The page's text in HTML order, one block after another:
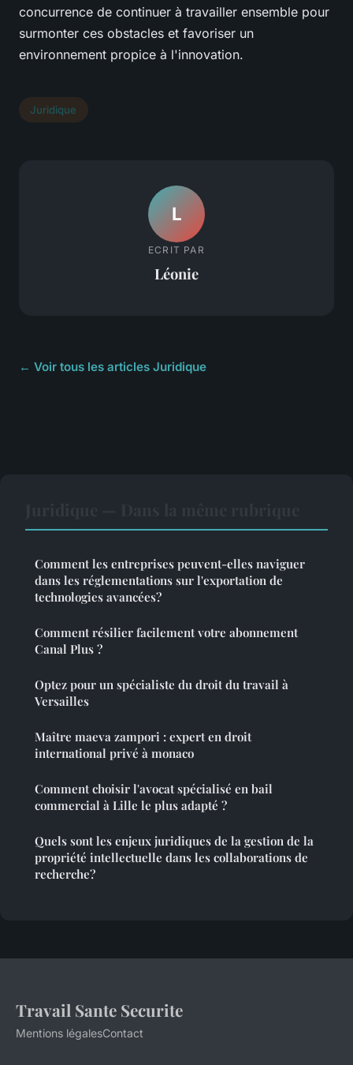
concurrence de continuer à travailler ensemble pour
surmonter ces obstacles et favoriser un
environnement propice à l'innovation.
Juridique
L
ECRIT PAR
Léonie
← Voir tous les articles Juridique
Comment les entreprises peuvent-elles naviguer
dans les réglementations sur l'exportation de
technologies avancées?
Comment résilier facilement votre abonnement
Canal Plus ?
Optez pour un spécialiste du droit du travail à
Versailles
Maître maeva zampori : expert en droit
international privé à monaco
Comment choisir l'avocat spécialisé en bail
commercial à Lille le plus adapté ?
Quels sont les enjeux juridiques de la gestion de la
propriété intellectuelle dans les collaborations de
recherche?
Travail Sante Securite
Mentions légalesContact